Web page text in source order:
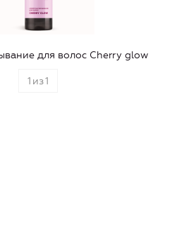
для волос Cherry glow
1 из1